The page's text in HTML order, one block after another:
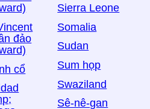
đảo
cổ
Sierra Leone
Somalia
Sudan
Sum họp
Swaziland
Sê-nê-gan